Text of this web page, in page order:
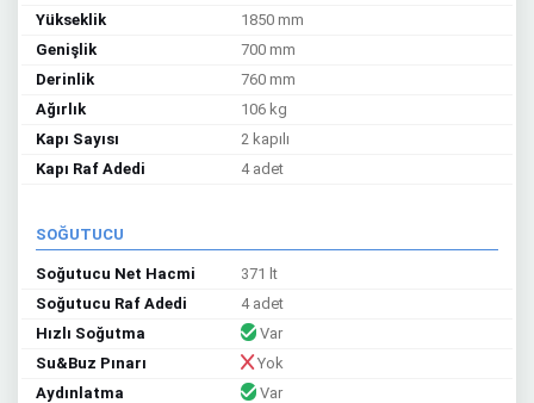
Yükseklik
1850 mm
Genişlik
700 mm
Derinlik
760 mm
Ağırlık
106 kg
Kapı Sayısı
2 kapılı
Kapı Raf Adedi
4 adet
SOĞUTUCU
Soğutucu Net Hacmi
371 lt
Soğutucu Raf Adedi
4 adet
Hızlı Soğutma
Var
Su&Buz Pınarı
Yok
Aydınlatma
Var